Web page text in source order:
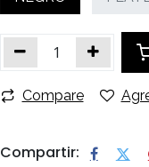
Compare
Compartir: